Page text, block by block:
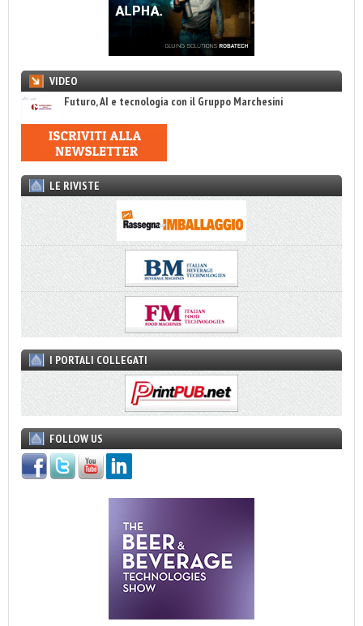
VIDEO
Futuro, AI e tecnologia con il Gruppo Marchesini
LE RIVISTE
I PORTALI COLLEGATI
FOLLOW US